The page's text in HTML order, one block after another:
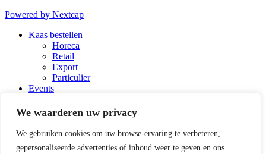
We waarderen uw privacy
We gebruiken cookies om uw browse-ervaring te verbeteren,
gepersonaliseerde advertenties of inhoud weer te geven en ons
Powered by Nextcap
Kaas bestellen
Horeca
Retail
Export
Particulier
Events
Eventlocatie
Kaaskenner